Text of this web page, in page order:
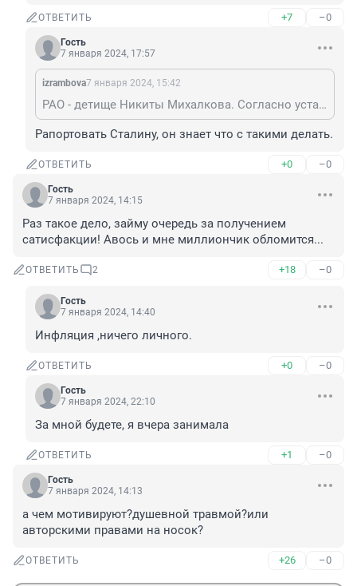
ОТВЕТИТЬ +7 –0
Гость
7 января 2024, 17:57
izrambova7 января 2024, 15:42
РАО - детище Никиты Михалкова. Согласно уставу этой шайки, они, по умолчанию, защищают права всех, кто не отказался от их услуг. Отказаться от их услуг можно, но только с их согласия. Лет 15 назад была история, когда они пытались содрать деньги с Led Zeppelin, за то, что они выступали на концерте в Ростове-на-Дону, а договор с РАО не заключили. Что любопытно, они "защищают права" не только музыкантов, но и поэтов, писателей. В т.ч. Лермонтова, Пушкина, Есенина и т.д. Да, кстати, о выплатах РАО тем, чьи права они "защищают", история умалчивает)))
Рапортовать Сталину, он знает что с такими делать.
ОТВЕТИТЬ +0 –0
Гость
7 января 2024, 14:15
Раз такое дело, займу очередь за получением
сатисфакции! Авось и мне миллиончик обломится...
ОТВЕТИТЬ 2 +18 –0
Гость
7 января 2024, 14:40
Инфляция ,ничего личного.
ОТВЕТИТЬ +0 –0
Гость
7 января 2024, 22:10
За мной будете, я вчера занимала
ОТВЕТИТЬ +1 –0
Гость
7 января 2024, 14:13
а чем мотивируют?душевной травмой?или
авторскими правами на носок?
ОТВЕТИТЬ +26 –0